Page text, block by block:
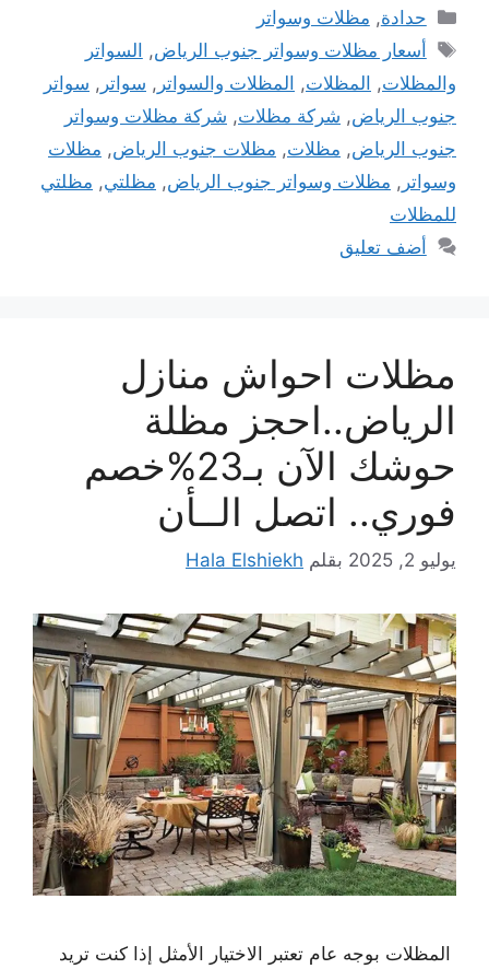
التصنيفات
حدادة, مظلات وسواتر
الوسوم
أسعار مظلات وسواتر جنوب الرياض, السواتر
والمظلات, المظلات, المظلات والسواتر , سواتر , سواتر
جنوب الرياض, شركة مظلات, شركة مظلات وسواتر
جنوب الرياض, مظلات, مظلات جنوب الرياض, مظلات
وسواتر , مظلات وسواتر جنوب الرياض, مظلتي, مظلتي
للمظلات
أضف تعليق
مظلات احواش منازل
الرياض..احجز مظلة
حوشك الآن بـ23%خصم
فوري.. اتصل الــأن
يوليو 2, 2025 بقلم Hala Elshiekh
المظلات بوجه عام تعتبر الاختيار الأمثل إذا كنت تريد